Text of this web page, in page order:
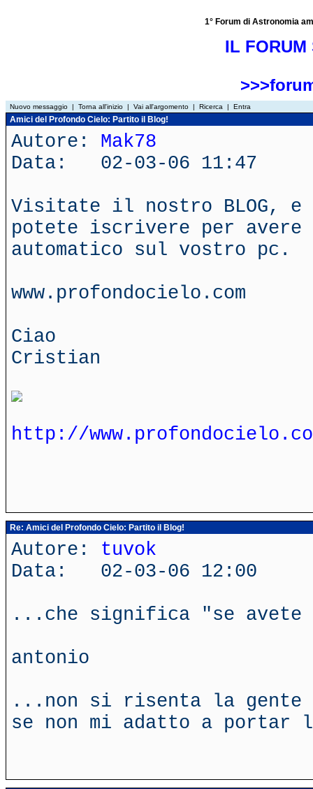
1° Forum di Astronomia
IL FORUM
Nuovo messaggio | Torna all'inizio | Vai all'argomento | Ricerca | Entra
Amici del Profondo Cielo: Partito il Blog!
Autore: Mak78
Data: 02-03-06 11:47
Visitate il nostro BLOG, e
potete iscrivere per
automatico sul vostro pc.
www.profondocielo.com
Ciao
Cristian
http://
Re: Amici del Profondo Cielo: Partito il Blog!
Autore: tuvok
Data: 02-03-06 12:00
...che significa "se avete
antonio
...non si risenta la gente
se non mi adatto a portar